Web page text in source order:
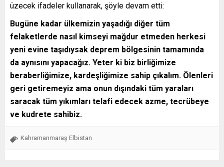
üzecek ifadeler kullanarak, şöyle devam etti:
Bugüne kadar ülkemizin yaşadığı diğer tüm
felaketlerde nasıl kimseyi mağdur etmeden herkesi
yeni evine taşıdıysak deprem bölgesinin tamamında
da aynısını yapacağız. Yeter ki biz birliğimize
beraberliğimize, kardeşliğimize sahip çıkalım. Ölenleri
geri getiremeyiz ama onun dışındaki tüm yaraları
saracak tüm yıkımları telafi edecek azme, tecrübeye
ve kudrete sahibiz.
Kahramanmaraş Elbistan